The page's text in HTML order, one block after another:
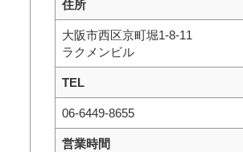
住所
大阪市西区京町堀1-8-11
ラクメンビル
TEL
06-6449-8655
営業時間